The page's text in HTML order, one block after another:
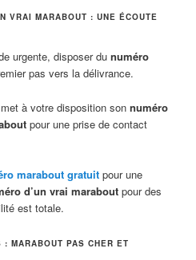
VRAI MARABOUT : UNE ÉCOUTE
urgente, disposer dunuméro
pas vers la délivrance.
à votre disposition sonnuméro
pour une prise de contact
marabout gratuit pour une
d’un vrai marabout pour des
est totale.
: MARABOUT PAS CHER ET